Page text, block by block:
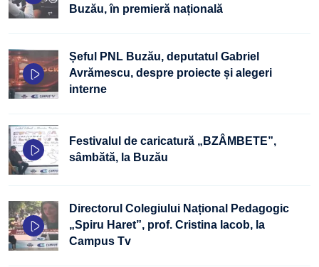
Buzău, în premieră națională
Șeful PNL Buzău, deputatul Gabriel
Avrămescu, despre proiecte și alegeri
interne
Festivalul de caricatură „BZÂMBETE”,
sâmbătă, la Buzău
Directorul Colegiului Național Pedagogic
„Spiru Haret”, prof. Cristina Iacob, la
Campus Tv